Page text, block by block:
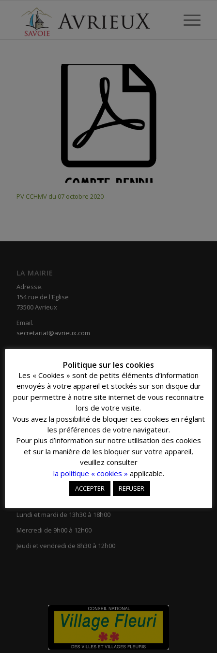
PV CCHMV du 07 octobre 2020
LA MAIRIE
Adresse.
154 rue de l'Eglise
73500 Avrieux
Email.
secretariat@avrieux.com
COORDONNÉES
04 79 20 33 16
04 79 20 39 30
Lundi et mardi de 13h30 à 18h00
Mercredi de 9h00 à 12h00
Jeudi et vendredi de 8h30 à 12h00
Politique sur les cookies
Les « Cookies » sont de petits éléments d’information
envoyés à votre appareil et stockés sur son disque dur
pour permettre à notre site internet de vous reconnaitre
lors de votre visite.
Vous avez la possibilité de bloquer ces cookies en réglant
les préférences de votre navigateur.
Pour plus d’information sur notre utilisation des cookies
et sur la manière de les bloquer sur votre appareil,
veuillez consulter
la politique « cookies » applicable.
ACCEPTER REFUSER